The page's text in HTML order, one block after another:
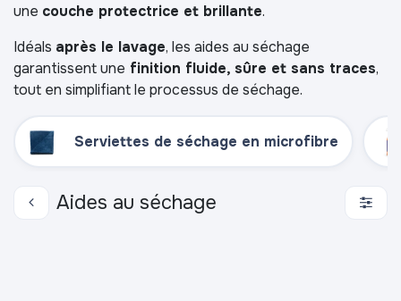
une couche protectrice et brillante.
Idéals après le lavage, les aides au séchage
garantissent une finition fluide, sûre et sans traces,
tout en simplifiant le processus de séchage.
Serviettes de séchage en microfibre
Aides au séchage